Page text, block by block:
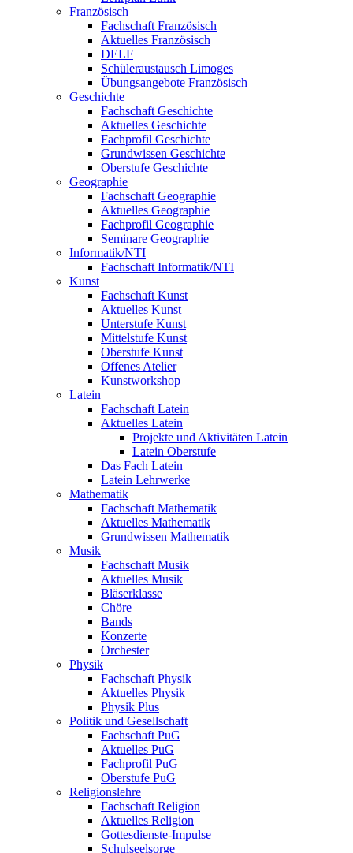
Französisch
Fachschaft Französisch
Aktuelles Französisch
DELF
Schüleraustausch Limoges
Übungsangebote Französisch
Geschichte
Fachschaft Geschichte
Aktuelles Geschichte
Fachprofil Geschichte
Grundwissen Geschichte
Oberstufe Geschichte
Geographie
Fachschaft Geographie
Aktuelles Geographie
Fachprofil Geographie
Seminare Geographie
Informatik/NTI
Fachschaft Informatik/NTI
Kunst
Fachschaft Kunst
Aktuelles Kunst
Unterstufe Kunst
Mittelstufe Kunst
Oberstufe Kunst
Offenes Atelier
Kunstworkshop
Latein
Fachschaft Latein
Aktuelles Latein
Projekte und Aktivitäten Latein
Latein Oberstufe
Das Fach Latein
Latein Lehrwerke
Mathematik
Fachschaft Mathematik
Aktuelles Mathematik
Grundwissen Mathematik
Musik
Fachschaft Musik
Aktuelles Musik
Bläserklasse
Chöre
Bands
Konzerte
Orchester
Physik
Fachschaft Physik
Aktuelles Physik
Physik Plus
Politik und Gesellschaft
Fachschaft PuG
Aktuelles PuG
Fachprofil PuG
Oberstufe PuG
Religionslehre
Fachschaft Religion
Aktuelles Religion
Gottesdienste-Impulse
Schulseelsorge